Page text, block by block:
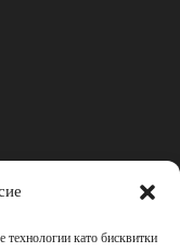
технологии като бисквитки